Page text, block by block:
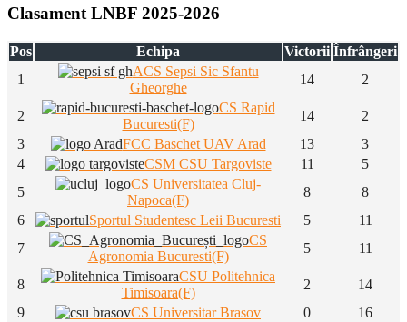
Clasament LNBF 2025-2026
Pos Echipa Victorii Înfrângeri
1
ACS Sepsi Sic Sfantu
Gheorghe
14 2
2
CS Rapid
Bucuresti(F)
14
2
3
FCC Baschet UAV Arad 13
3
4
CSM CSU Targoviste 11
5
5
CS Universitatea Cluj-
Napoca(F)
8
8
6
Sportul Studentesc Leii Bucuresti 5
11
7
CS
Agronomia Bucuresti(F)
5 11
8
CSU Politehnica
Timisoara(F)
2
14
9
CS Universitar Brasov 0
16